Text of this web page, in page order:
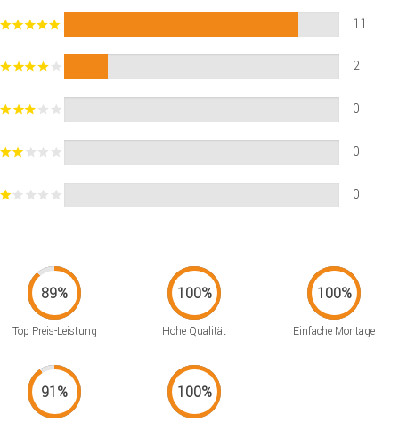
11
2
0
0
0
Top Preis-Leistung Hohe Qualität Einfache Montage